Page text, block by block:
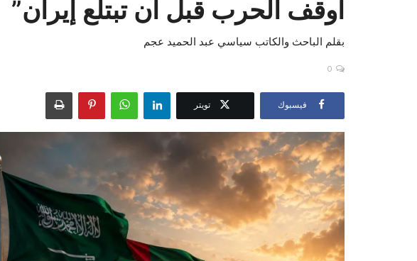
أوقف الحرب قبل أن تبتلع إيران”
بقلم الباحث والكاتب سياسي عبد الحميد عجم
0
فيسبوك تويتر